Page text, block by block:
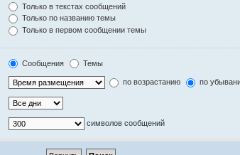
Только в текстах сообщений
Только по названию темы
Только в первом сообщении темы
Сообщения Темы
по возрастанию по
символов сообщений